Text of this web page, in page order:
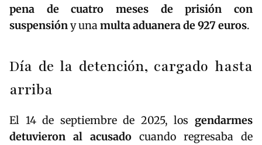
pena de cuatro meses de prisión con
suspensióny unamulta aduanera de 927 euros.
Día de la detención, cargado hasta
arriba
El 14 de septiembre de 2025, los gendarmes
detuvieron al acusado cuando regresaba de